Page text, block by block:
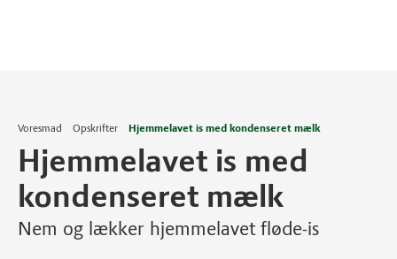
Voresmad Opskrifter Hjemmelavet is med kondenseret mælk
Hjemmelavet is med
kondenseret mælk
Nem og lækker hjemmelavet fløde-is